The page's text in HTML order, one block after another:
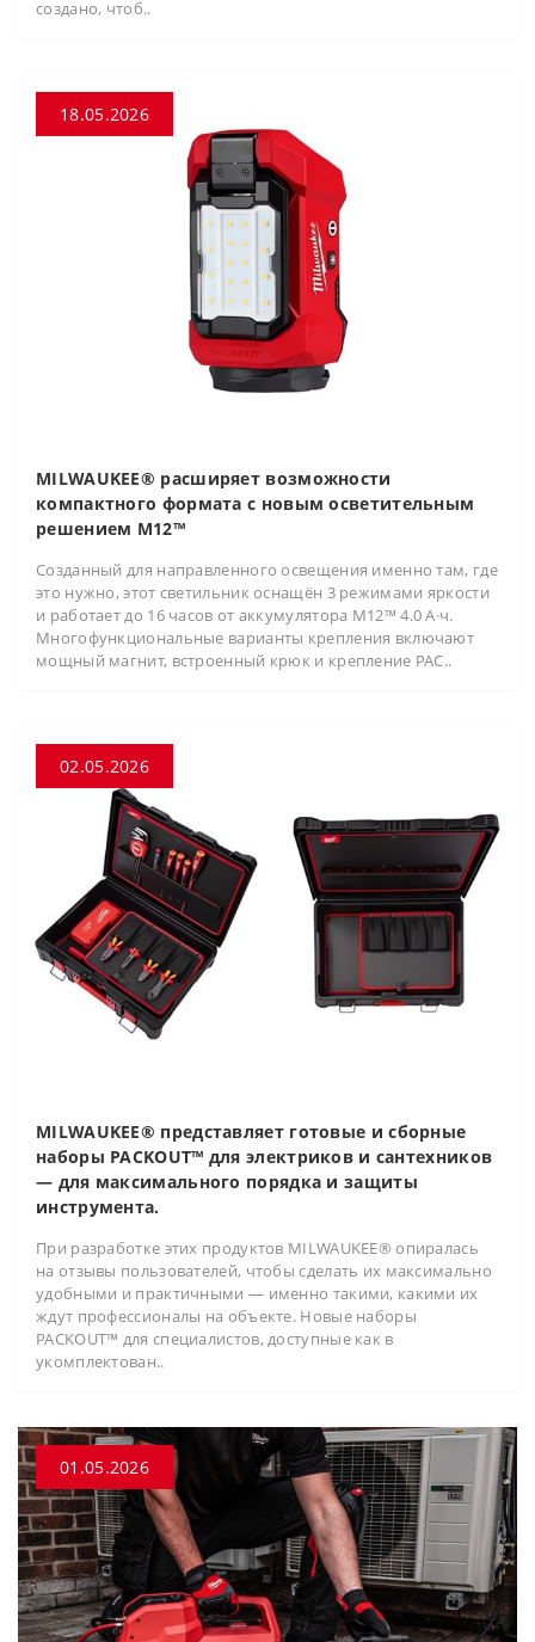
создано, чтоб..
18.05.2026
MILWAUKEE® расширяет возможности
компактного формата с новым осветительным
решением M12™
Созданный для направленного освещения именно там, где
это нужно, этот светильник оснащён 3 режимами яркости
и работает до 16 часов от аккумулятора M12™ 4.0 А·ч.
Многофункциональные варианты крепления включают
мощный магнит, встроенный крюк и крепление PAC..
02.05.2026
MILWAUKEE® представляет готовые и сборные
наборы PACKOUT™ для электриков и сантехников
— для максимального порядка и защиты
инструмента.
При разработке этих продуктов MILWAUKEE® опиралась
на отзывы пользователей, чтобы сделать их максимально
удобными и практичными — именно такими, какими их
ждут профессионалы на объекте. Новые наборы
PACKOUT™ для специалистов, доступные как в
укомплектован..
01.05.2026